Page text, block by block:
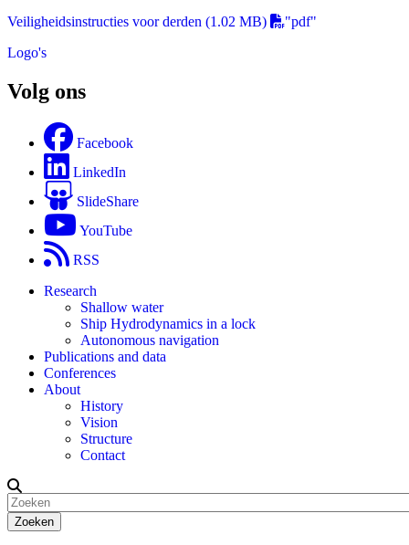
Veiligheidsinstructies voor derden (1.02 MB)
"pdf"
Logo's
Volg ons
Facebook
LinkedIn
SlideShare
YouTube
RSS
Research
Shallow water
Ship Hydrodynamics in a lock
Autonomous navigation
Publications and data
Conferences
About
History
Vision
Structure
Contact
Zoeken